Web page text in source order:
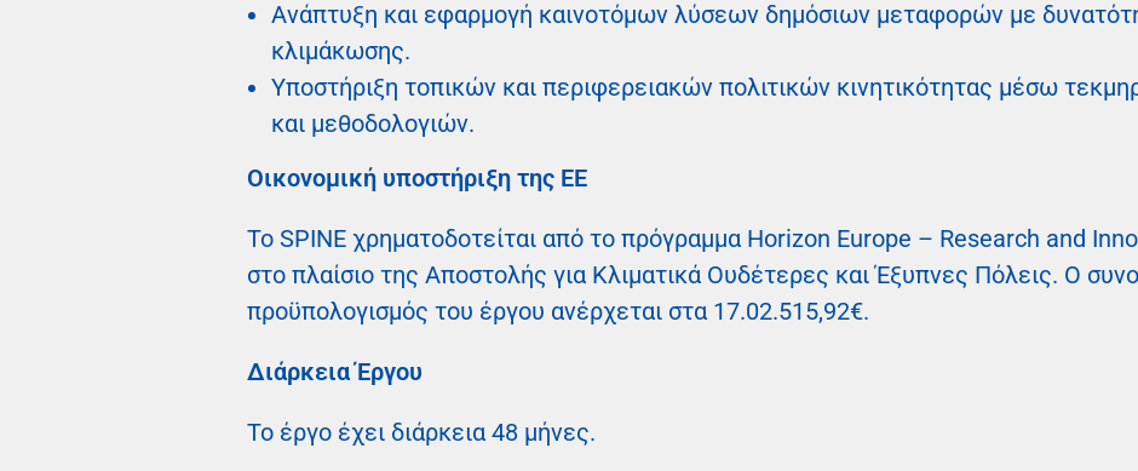
Ανάπτυξη και εφαρμογή καινοτόμων λύσεων δημόσιων μεταφορών με
κλιμάκωσης.
Υποστήριξη τοπικών και περιφερειακών πολιτικών κινητικότητας μέσω
και μεθοδολογιών.
Οικονομική υποστήριξη της ΕΕ
Το SPINE χρηματοδοτείται από το πρόγραμμα Horizon Europe – Research and
στο πλαίσιο της Αποστολής για Κλιματικά Ουδέτερες και Έξυπνες Πόλεις. Ο
προϋπολογισμός του έργου ανέρχεται στα 17.02.515,92€.
Διάρκεια Έργου
Το έργο έχει διάρκεια 48 μήνες.